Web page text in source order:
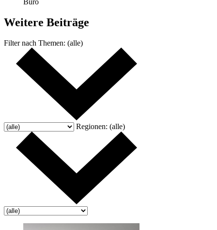
Büro
Weitere Beiträge
Filter nach Themen: (alle)
Regionen: (alle)